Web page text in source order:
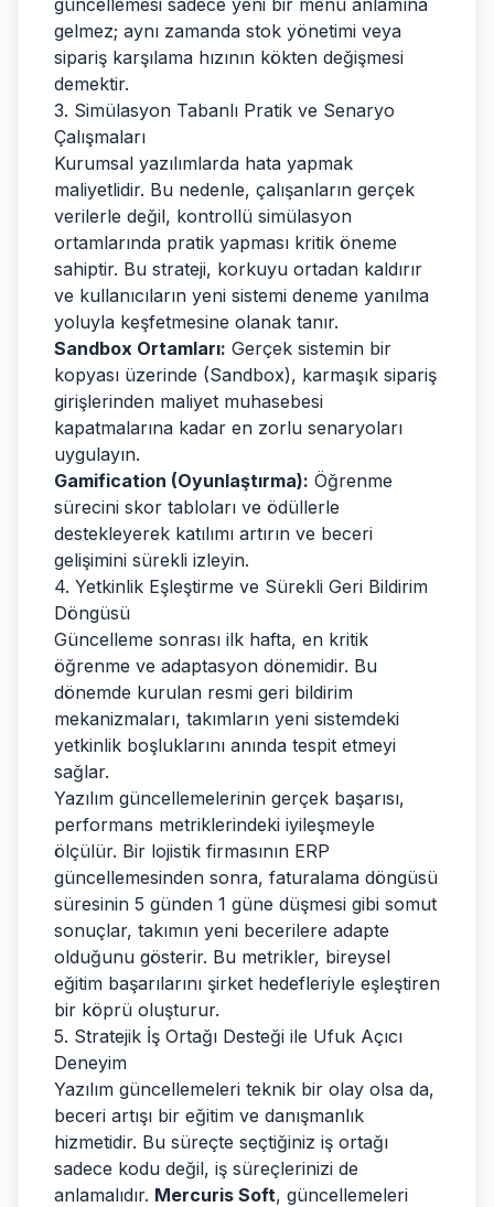
güncellemesi sadece yeni bir menü anlamına
gelmez; aynı zamanda stok yönetimi veya
sipariş karşılama hızının kökten değişmesi
demektir.
3. Simülasyon Tabanlı Pratik ve Senaryo
Çalışmaları
Kurumsal yazılımlarda hata yapmak
maliyetlidir. Bu nedenle, çalışanların gerçek
verilerle değil, kontrollü simülasyon
ortamlarında pratik yapması kritik öneme
sahiptir. Bu strateji, korkuyu ortadan kaldırır
ve kullanıcıların yeni sistemi deneme yanılma
yoluyla keşfetmesine olanak tanır.
Sandbox Ortamları: Gerçek sistemin bir
kopyası üzerinde (Sandbox), karmaşık sipariş
girişlerinden maliyet muhasebesi
kapatmalarına kadar en zorlu senaryoları
uygulayın.
Gamification (Oyunlaştırma): Öğrenme
sürecini skor tabloları ve ödüllerle
destekleyerek katılımı artırın ve beceri
gelişimini sürekli izleyin.
4. Yetkinlik Eşleştirme ve Sürekli Geri Bildirim
Döngüsü
Güncelleme sonrası ilk hafta, en kritik
öğrenme ve adaptasyon dönemidir. Bu
dönemde kurulan resmi geri bildirim
mekanizmaları, takımların yeni sistemdeki
yetkinlik boşluklarını anında tespit etmeyi
sağlar.
Yazılım güncellemelerinin gerçek başarısı,
performans metriklerindeki iyileşmeyle
ölçülür. Bir lojistik firmasının ERP
güncellemesinden sonra, faturalama döngüsü
süresinin 5 günden 1 güne düşmesi gibi somut
sonuçlar, takımın yeni becerilere adapte
olduğunu gösterir. Bu metrikler, bireysel
eğitim başarılarını şirket hedefleriyle eşleştiren
bir köprü oluşturur.
5. Stratejik İş Ortağı Desteği ile Ufuk Açıcı
Deneyim
Yazılım güncellemeleri teknik bir olay olsa da,
beceri artışı bir eğitim ve danışmanlık
hizmetidir. Bu süreçte seçtiğiniz iş ortağı
sadece kodu değil, iş süreçlerinizi de
anlamalıdır. Mercuris Soft, güncellemeleri